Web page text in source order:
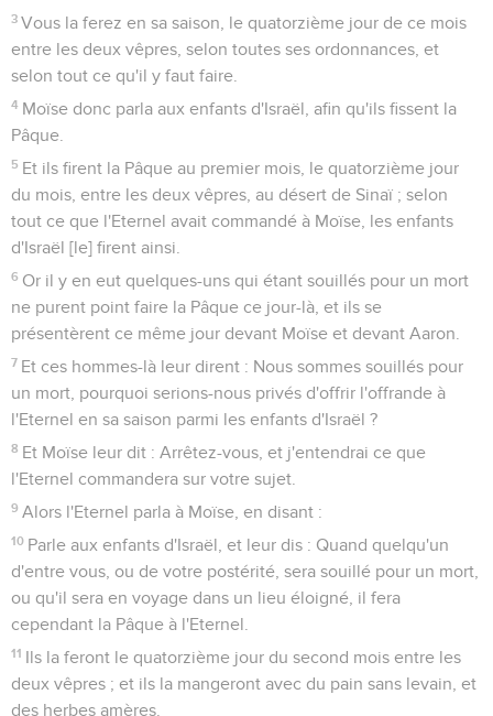
3 Vous la ferez en sa saison, le quatorzième jour de ce mois
entre les deux vêpres, selon toutes ses ordonnances, et
selon tout ce qu'il y faut faire.
4 Moïse donc parla aux enfants d'Israël, afin qu'ils fissent la
Pâque.
5 Et ils firent la Pâque au premier mois, le quatorzième jour
du mois, entre les deux vêpres, au désert de Sinaï ; selon
tout ce que l'Eternel avait commandé à Moïse, les enfants
d'Israël [le] firent ainsi.
6 Or il y en eut quelques-uns qui étant souillés pour un mort
ne purent point faire la Pâque ce jour-là, et ils se
présentèrent ce même jour devant Moïse et devant Aaron.
7 Et ces hommes-là leur dirent : Nous sommes souillés pour
un mort, pourquoi serions-nous privés d'offrir l'offrande à
l'Eternel en sa saison parmi les enfants d'Israël ?
8 Et Moïse leur dit : Arrêtez-vous, et j'entendrai ce que
l'Eternel commandera sur votre sujet.
9 Alors l'Eternel parla à Moïse, en disant :
10 Parle aux enfants d'Israël, et leur dis : Quand quelqu'un
d'entre vous, ou de votre postérité, sera souillé pour un mort,
ou qu'il sera en voyage dans un lieu éloigné, il fera
cependant la Pâque à l'Eternel.
11 Ils la feront le quatorzième jour du second mois entre les
deux vêpres ; et ils la mangeront avec du pain sans levain, et
des herbes amères.